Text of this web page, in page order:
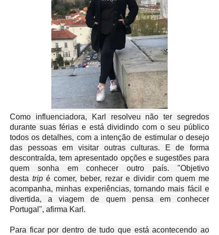
Como influenciadora, Karl resolveu não ter segredos
durante suas férias e está dividindo com o seu público
todos os detalhes, com a intenção de estimular o desejo
das pessoas em visitar outras culturas. E de forma
descontraída, tem apresentado opções e sugestões para
quem sonha em conhecer outro país. "Objetivo
desta tripé comer, beber, rezar e dividir com quem me
acompanha, minhas experiências, tornando mais fácil e
divertida, a viagem de quem pensa em conhecer
Portugal", afirma Karl.
Para ficar por dentro de tudo que está acontecendo ao